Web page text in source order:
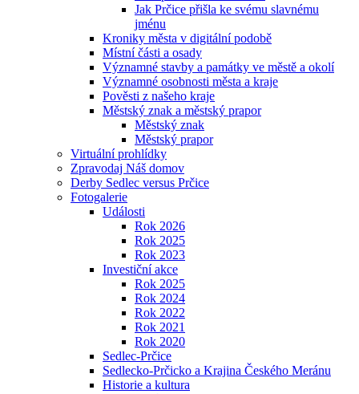
Jak Prčice přišla ke svému slavnému
jménu
Kroniky města v digitální podobě
Místní části a osady
Významné stavby a památky ve městě a okolí
Významné osobnosti města a kraje
Pověsti z našeho kraje
Městský znak a městský prapor
Městský znak
Městský prapor
Virtuální prohlídky
Zpravodaj Náš domov
Derby Sedlec versus Prčice
Fotogalerie
Události
Rok 2026
Rok 2025
Rok 2023
Investiční akce
Rok 2025
Rok 2024
Rok 2022
Rok 2021
Rok 2020
Sedlec-Prčice
Sedlecko-Prčicko a Krajina Českého Meránu
Historie a kultura